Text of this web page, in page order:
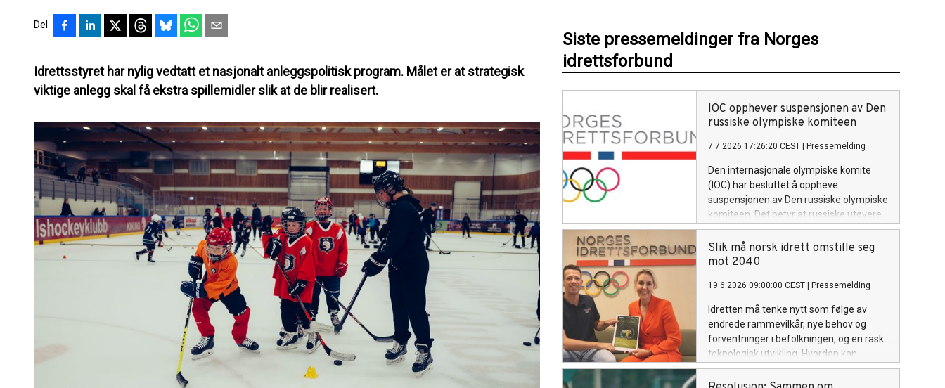
Del
Idrettsstyret har nylig vedtatt et nasjonalt anleggspolitisk program. Målet er at strategisk
viktige anlegg skal få ekstra spillemidler slik at de blir realisert.
Siste pressemeldinger fra Norges
idrettsforbund
IOC opphever suspensjonen av Den
russiske olympiske komiteen
7.7.2026 17:26:20 CEST Pressemelding
Den internasjonale olympiske komite
(IOC) har besluttet å oppheve
suspensjonen av Den russiske olympiske
komiteen. Det betyr at russiske utøvere
kan delta i internasjonale
kvalifiseringsløp mot OL i Los Angeles,
så sant de har fulgt et troverdig anti-
Slik må norsk idrett omstille seg
mot 2040
19.6.2026 09:00:00 CEST Pressemelding
Idretten må tenke nytt som følge av
endrede rammevilkår, nye behov og
forventninger i befolkningen, og en rask
teknologisk utvikling. Hvordan kan
idretten selv være med på å forme
fremtiden?